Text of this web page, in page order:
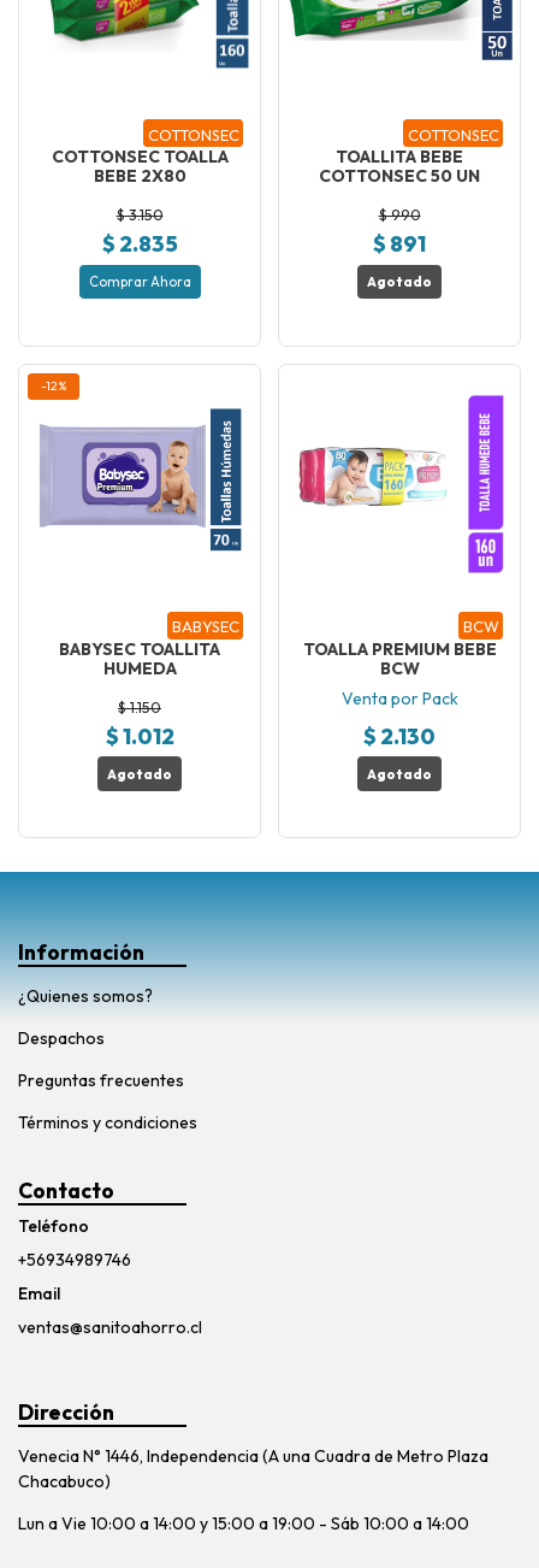
COTTONSEC
COTTONSEC TOALLA
BEBE 2X80
$ 3.150
$ 2.835
Comprar Ahora
COTTONSEC
TOALLITA BEBE
COTTONSEC 50 UN
$ 990
$ 891
Agotado
-12%
BABYSEC
BABYSEC TOALLITA
HUMEDA
$ 1.150
$ 1.012
Agotado
BCW
TOALLA PREMIUM BEBE
BCW
Venta por Pack
$ 2.130
Agotado
Información
¿Quienes somos?
Despachos
Preguntas frecuentes
Términos y condiciones
Contacto
Teléfono
+56934989746
Email
ventas@sanitoahorro.cl
Dirección
Venecia N° 1446, Independencia (A una Cuadra de Metro Plaza
Chacabuco)
Lun a Vie 10:00 a 14:00 y 15:00 a 19:00 - Sáb 10:00 a 14:00